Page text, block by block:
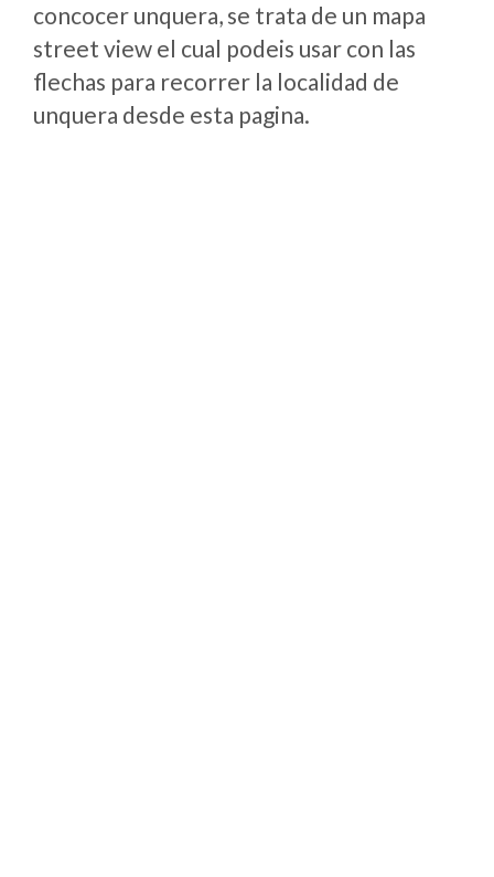
concocer unquera, se trata de un mapa
street view el cual podeis usar con las
flechas para recorrer la localidad de
unquera desde esta pagina.